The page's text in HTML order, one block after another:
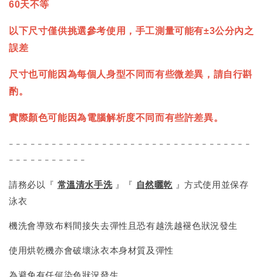
60天不等
以下尺寸僅供挑選參考使用，手工測量可能有±3公分內之
誤差
尺寸也可能因為每個人身型不同而有些微差異，請自行斟
酌。
實際顏色可能因為電腦解析度不同而有些許差異。
- - - - - - - - - - - - - - - - - - - - - - - - - - - - - - - - - -
- - - - - - - - - - -
請務必以『 常溫清水手洗』『 自然曬乾 』方式使用並保存
泳衣
機洗會導致布料間接失去彈性且恐有越洗越褪色狀況發生
使用烘乾機亦會破壞泳衣本身材質及彈性